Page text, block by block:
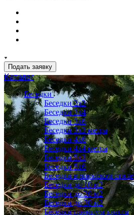
Подать заявку
Каталог
Беседки
Беседки 2x3
Беседки 3x4
Беседки 3x6
Беседки 3х3 метра
Беседки 4x6
Беседки 4х4 метра
Беседки 5x3
Беседки 5x6
Беседки в японском стиле
Беседки до 10 м2
Беседки до 20 м2
Беседки до 30 м2
Беседки премиум класса